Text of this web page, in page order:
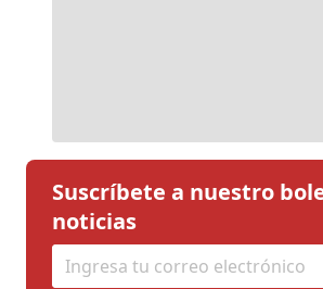
Suscríbete a nuestro
noticias